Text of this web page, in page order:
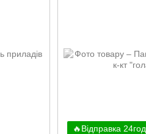
🔥Відправка 24год.